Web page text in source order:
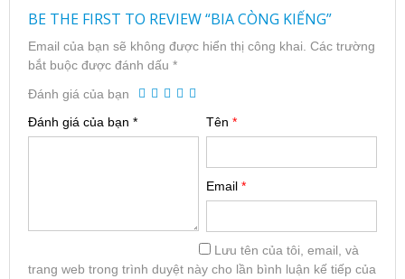
BE THE FIRST TO REVIEW “BIA CÒNG KIẾNG”
Email của bạn sẽ không được hiển thị công khai. Các trường
bắt buộc được đánh dấu *
Đánh giá của bạn
Đánh giá của bạn * Tên *
Email *
Lưu tên của tôi, email, và
trang web trong trình duyệt này cho lần bình luận kế tiếp của